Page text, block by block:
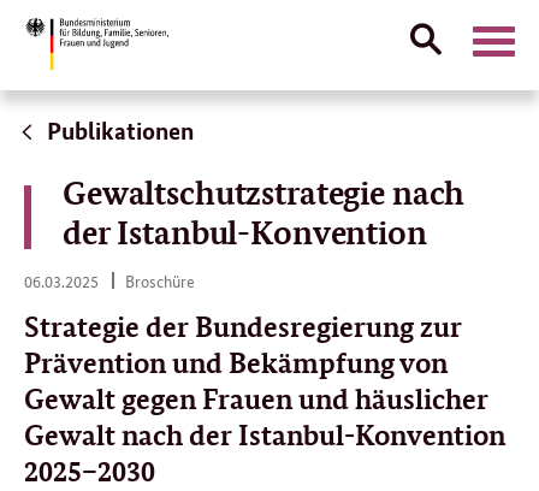
Direktlink:
Suche
Publikationen
Gewaltschutzstrategie nach
der Istanbul-Konvention
06.03.2025 06.
2025
Broschüre
Strategie der Bundesregierung zur
Prävention und Bekämpfung von
Gewalt gegen Frauen und häuslicher
Gewalt nach der Istanbul-Konvention
2025–2030